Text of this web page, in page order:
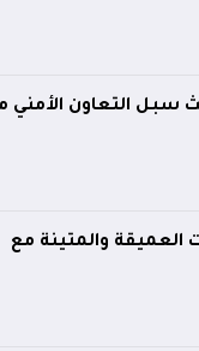
سبل التعاون الأمني
العميقة والمتينة مع